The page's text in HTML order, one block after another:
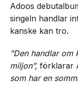
Adoos
singeln handlar
kanske kan tro.
”Den handlar
miljon”, förklarar
som har en